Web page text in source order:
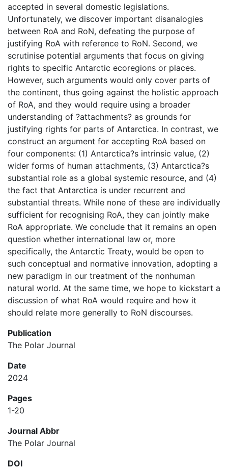
accepted in several domestic legislations.
Unfortunately, we discover important disanalogies
between RoA and RoN, defeating the purpose of
justifying RoA with reference to RoN. Second, we
scrutinise potential arguments that focus on giving
rights to specific Antarctic ecoregions or places.
However, such arguments would only cover parts of
the continent, thus going against the holistic approach
of RoA, and they would require using a broader
understanding of ?attachments? as grounds for
justifying rights for parts of Antarctica. In contrast, we
construct an argument for accepting RoA based on
four components: (1) Antarctica?s intrinsic value, (2)
wider forms of human attachments, (3) Antarctica?s
substantial role as a global systemic resource, and (4)
the fact that Antarctica is under recurrent and
substantial threats. While none of these are individually
sufficient for recognising RoA, they can jointly make
RoA appropriate. We conclude that it remains an open
question whether international law or, more
specifically, the Antarctic Treaty, would be open to
such conceptual and normative innovation, adopting a
new paradigm in our treatment of the nonhuman
natural world. At the same time, we hope to kickstart a
discussion of what RoA would require and how it
should relate more generally to RoN discourses.
Publication
The Polar Journal
Date
2024
Pages
1-20
Journal Abbr
The Polar Journal
DOI